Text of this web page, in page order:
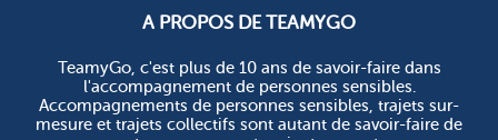
A PROPOS DE TEAMYGO
TeamyGo, c'est plus de 10 ans de savoir-faire dans
l'accompagnement de personnes sensibles.
Accompagnements de personnes sensibles, trajets sur-
mesure et trajets collectifs sont autant de savoir-faire de